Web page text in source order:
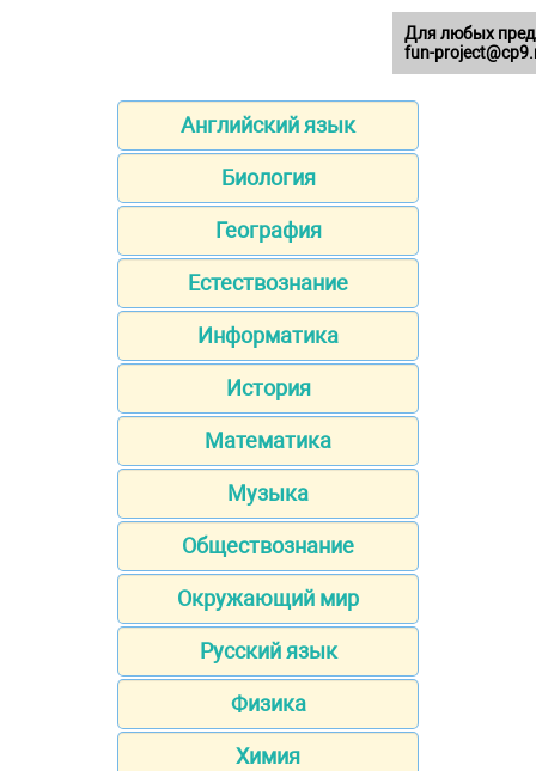
Английский язык
Биология
География
Естествознание
Информатика
История
Математика
Музыка
Обществознание
Окружающий мир
Русский язык
Физика
Химия
Для любых
fun-